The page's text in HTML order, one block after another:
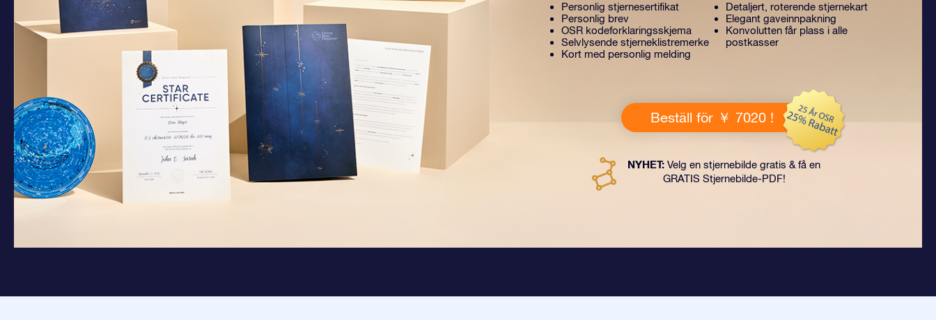
Personlig stjernesertifikat
Personlig brev
OSR kodeforklaringsskjema
Selvlysende stjerneklistremerke
Kort med personlig melding
Detaljert, roterende stjernekart
Elegant gaveinnpakning
Konvolutten får plass i alle
postkasser
Beställ för ￥ 7020 !
NYHET: Velg en stjernebilde gratis & få en
GRATIS Stjernebilde-PDF!